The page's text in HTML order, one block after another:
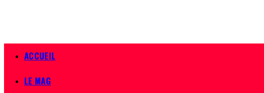
ACCUEIL
LE MAG